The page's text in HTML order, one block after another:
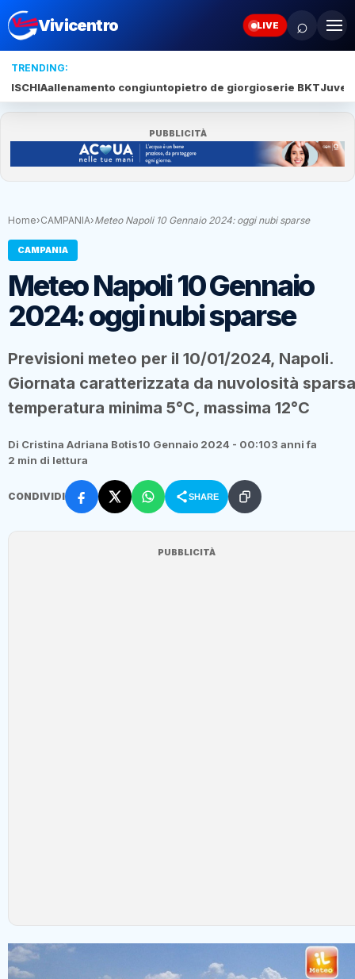
Vivicentro LIVE ⌕
TRENDING:
ISCHIAallenamento congiuntopietro de giorgioserie BKTJuve
PUBBLICITÀ
Home›CAMPANIA›Meteo Napoli 10 Gennaio 2024: oggi nubi sparse
CAMPANIA
Meteo Napoli 10 Gennaio
2024: oggi nubi sparse
Previsioni meteo per il 10/01/2024, Napoli.
Giornata caratterizzata da nuvolosità
temperatura minima 5°C, massima 12°C
Di Cristina Adriana Botis10 Gennaio 2024 - 00:103 anni fa
2 min di lettura
CONDIVIDI SHARE
PUBBLICITÀ